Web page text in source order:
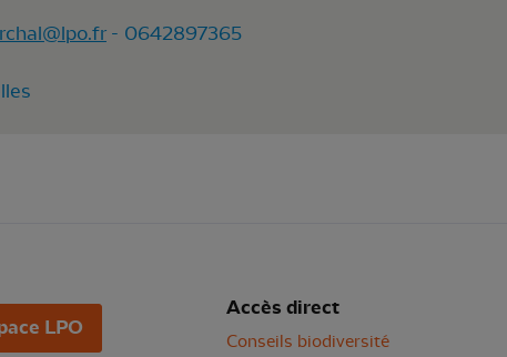
- 0642897365
LPO
Accès direct
Conseils biodiversité